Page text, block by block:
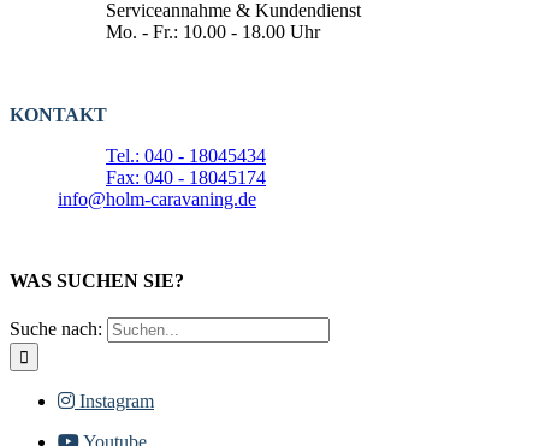
Serviceannahme & Kundendienst
Mo. - Fr.: 10.00 - 18.00 Uhr
KONTAKT
Tel.: 040 - 18045434
Fax: 040 - 18045174
info@holm-caravaning.de
WAS SUCHEN SIE?
Suche nach:
Instagram